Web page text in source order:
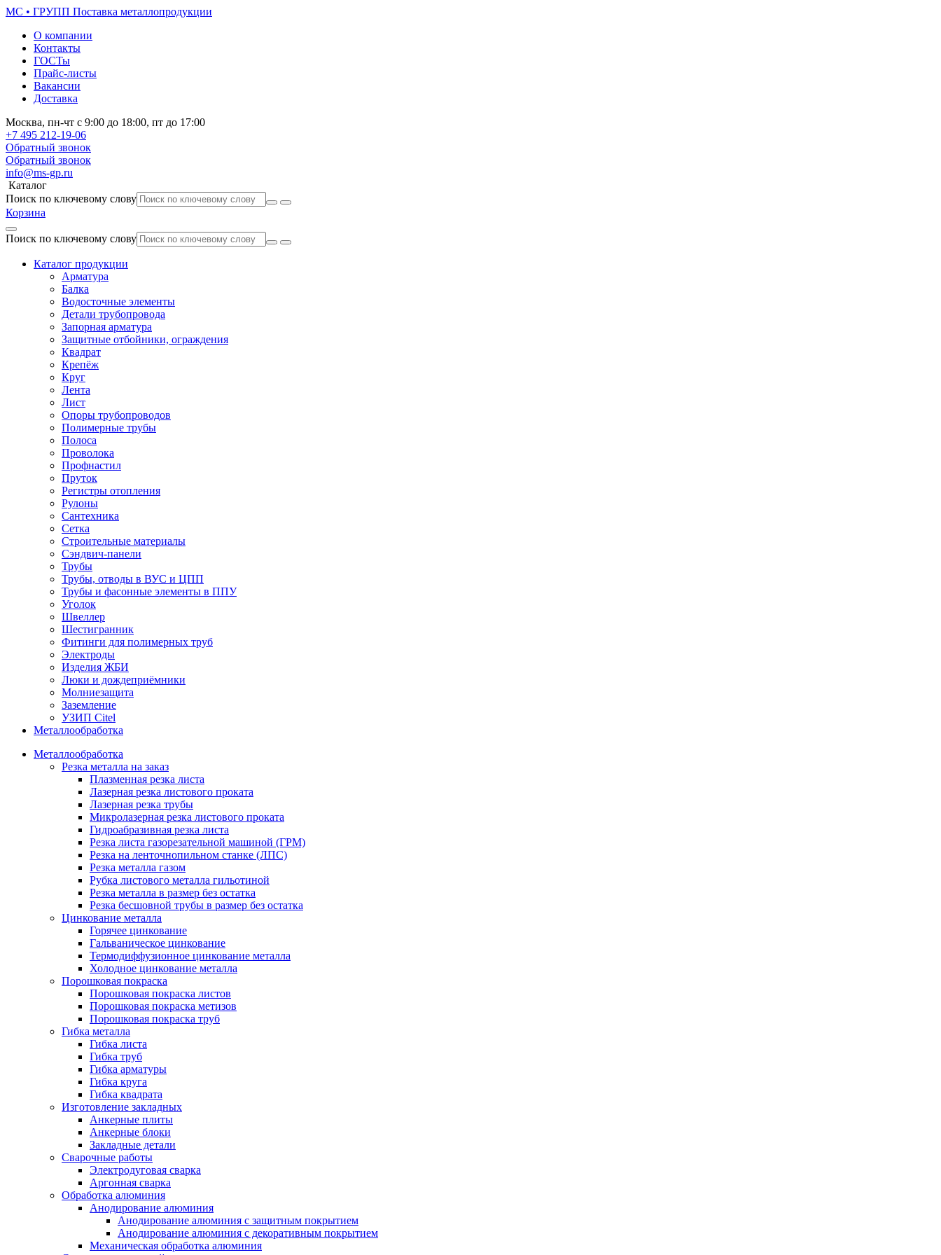
МС • ГРУПП Поставка металлопродукции
О компании
Контакты
ГОСТы
Прайс-листы
Вакансии
Доставка
Москва, пн-чт с 9:00 до 18:00, пт до 17:00
+7 495 212-19-06
Обратный звонок
Обратный звонок
info@ms-gp.ru
Каталог
Поиск по ключевому слову
Корзина
Поиск по ключевому слову
Каталог продукции
Арматура
Балка
Водосточные элементы
Детали трубопровода
Запорная арматура
Защитные отбойники, ограждения
Квадрат
Крепёж
Круг
Лента
Лист
Опоры трубопроводов
Полимерные трубы
Полоса
Проволока
Профнастил
Пруток
Регистры отопления
Рулоны
Сантехника
Сетка
Строительные материалы
Сэндвич-панели
Трубы
Трубы, отводы в ВУС и ЦПП
Трубы и фасонные элементы в ППУ
Уголок
Швеллер
Шестигранник
Фитинги для полимерных труб
Электроды
Изделия ЖБИ
Люки и дождеприёмники
Молниезащита
Заземление
УЗИП Citel
Металлообработка
Металлообработка
Резка металла на заказ
Плазменная резка листа
Лазерная резка листового проката
Лазерная резка трубы
Микролазерная резка листового проката
Гидроабразивная резка листа
Резка листа газорезательной машиной (ГРМ)
Резка на ленточнопильном станке (ЛПС)
Резка металла газом
Рубка листового металла гильотиной
Резка металла в размер без остатка
Резка бесшовной трубы в размер без остатка
Цинкование металла
Горячее цинкование
Гальваническое цинкование
Термодиффузионное цинкование металла
Холодное цинкование металла
Порошковая покраска
Порошковая покраска листов
Порошковая покраска метизов
Порошковая покраска труб
Гибка металла
Гибка листа
Гибка труб
Гибка арматуры
Гибка круга
Гибка квадрата
Изготовление закладных
Анкерные плиты
Анкерные блоки
Закладные детали
Сварочные работы
Электродуговая сварка
Аргонная сварка
Обработка алюминия
Анодирование алюминия
Анодирование алюминия с защитным покрытием
Анодирование алюминия с декоративным покрытием
Механическая обработка алюминия